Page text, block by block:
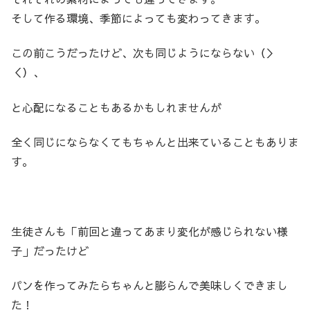
そして作る環境、季節によっても変わってきます。
この前こうだったけど、次も同じようにならない（＞
＜）、
と心配になることもあるかもしれませんが
全く同じにならなくてもちゃんと出来ていることもありま
す。
生徒さんも「前回と違ってあまり変化が感じられない様
子」だったけど
パンを作ってみたらちゃんと膨らんで美味しくできまし
た！